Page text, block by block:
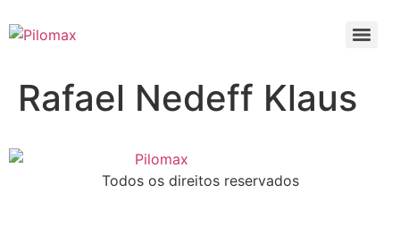
Rafael Nedeff Klaus
Todos os direitos reservados